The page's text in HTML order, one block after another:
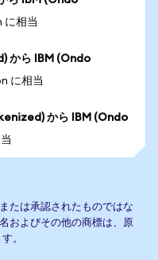
に相当
から IBM (Ondo
に相当
から IBM (Ondo
たは承認されたものではな
およびその他の商標は、原
。